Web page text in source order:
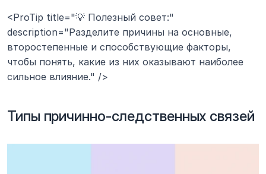
<ProTip title="💡 Полезный совет:"
description="Разделите причины на основные,
второстепенные и способствующие факторы,
чтобы понять, какие из них оказывают наиболее
сильное влияние." />
Типы причинно-следственных связей